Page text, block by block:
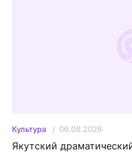
Культура 06.08.2026
Якутский